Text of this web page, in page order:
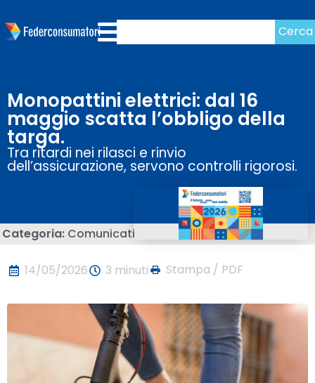
Cerca
Monopattini elettrici: dal 16
maggio scatta l’obbligo della
targa.
Tra ritardi nei rilasci e rinvio
dell’assicurazione, servono controlli rigorosi.
Categoria: Comunicati
14/05/2026 3 minuti Stampa / PDF